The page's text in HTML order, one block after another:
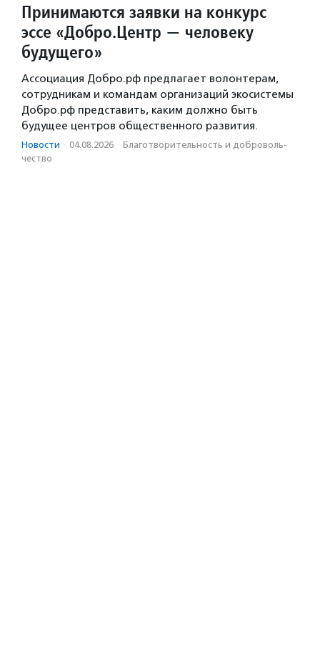
Принимаются заявки на конкурс
эссе «Добро.Центр — человеку
будущего»
Ассоциация Добро.рф предлагает волонтерам,
сотрудникам и командам организаций экосистемы
Добро.рф представить, каким должно быть
будущее центров общественного развития.
Новости · 04.08.2026 · Благотвори­тель­ность и доброволь­
чест­во